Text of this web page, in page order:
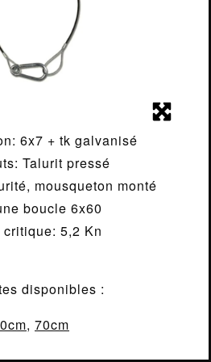
de sécurité
selon modèle
3mm
6x7 + tk galvanisé
Talurit pressé
mousqueton monté
boucle 6x60
5,2 Kn
disponibles :
, 70cm